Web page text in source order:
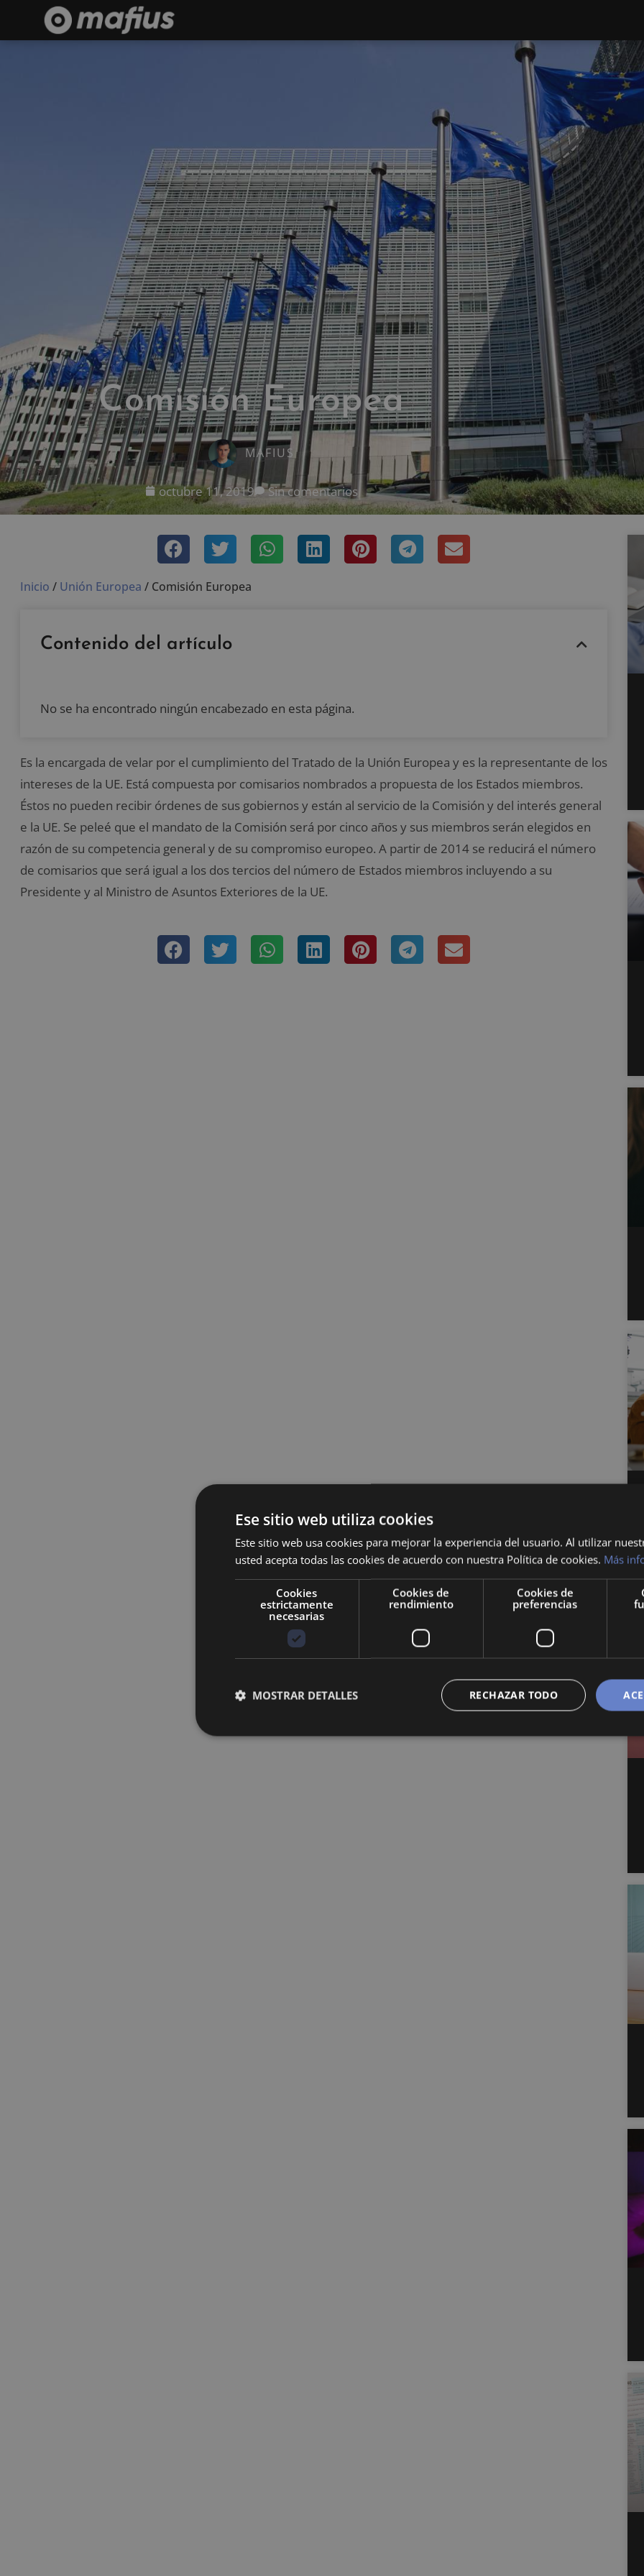
Comisión Europea
MAFIUS
octubre 11, 2019 Sin comentarios
Inicio / Unión Europea / Comisión Europea
Contenido del artículo
No se ha encontrado ningún encabezado en esta página.
Es la encargada de velar por el cumplimiento del Tratado de la Unión Europea y es la representante de los
intereses de la UE. Está compuesta por comisarios nombrados a propuesta de los Estados miembros.
Éstos no pueden recibir órdenes de sus gobiernos y están al servicio de la Comisión y del interés general
e la UE. Se peleé que el mandato de la Comisión será por cinco años y sus miembros serán elegidos en
razón de su competencia general y de su compromiso europeo. A partir de 2014 se reducirá el número
de comisarios que será igual a los dos tercios del número de Estados miembros incluyendo a su
Presidente y al Ministro de Asuntos Exteriores de la UE.
Ese sitio web utiliza cookies
Este sitio web usa cookies para mejorar la experiencia del usuario. Al utilizar
usted acepta todas las cookies de acuerdo con nuestra Política de cookies. Más
Cookies
estrictamente
necesarias
Cookies de
rendimiento
Cookies de
preferencias
RECHAZAR TODO
MOSTRAR DETALLES